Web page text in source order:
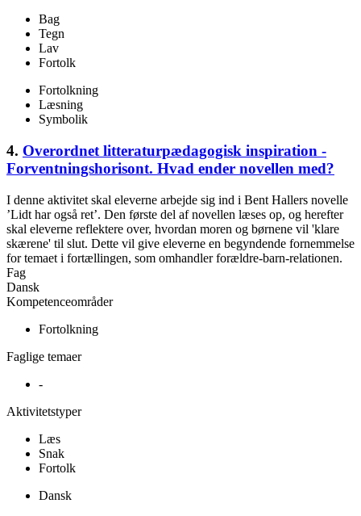
Bag
Tegn
Lav
Fortolk
Fortolkning
Læsning
Symbolik
4. Overordnet litteraturpædagogisk inspiration -
Forventningshorisont. Hvad ender novellen med?
I denne aktivitet skal eleverne arbejde sig ind i Bent Hallers novelle
’Lidt har også ret’. Den første del af novellen læses op, og herefter
skal eleverne reflektere over, hvordan moren og børnene vil 'klare
skærene' til slut. Dette vil give eleverne en begyndende fornemmelse
for temaet i fortællingen, som omhandler forældre-barn-relationen.
Fag
Dansk
Kompetenceområder
Fortolkning
Faglige temaer
-
Aktivitetstyper
Læs
Snak
Fortolk
Dansk